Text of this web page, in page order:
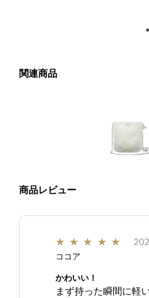
関連商品
商品レビュー
★ ★ ★ ★ ★
ココア
かわいい！
まず持った瞬間に軽